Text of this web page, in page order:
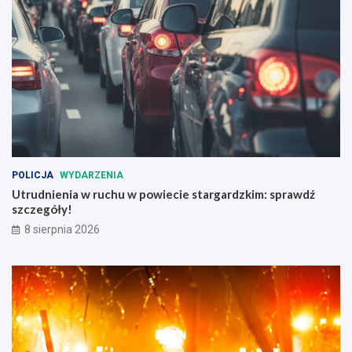
a
b
e
z
p
i
c
e
s
t
w
a
d
r
o
g
a
c
h
!
POLICJA WYDARZENIA
Utrudnienia w ruchu w powiecie stargardzkim: sprawdź
szczegóły!
8 sierpnia 2026